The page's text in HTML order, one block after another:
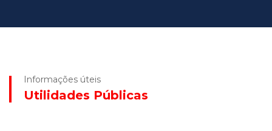
Informações úteis
Utilidades Públicas